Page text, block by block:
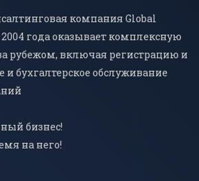
компания Global
года оказывает комплексную
рубежом, включая регистрацию и
бухгалтерское обслуживание
бизнес!
на него!